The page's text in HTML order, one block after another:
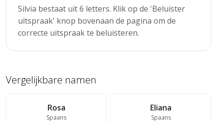
Silvia bestaat uit 6 letters. Klik op de 'Beluister
uitspraak' knop bovenaan de pagina om de
correcte uitspraak te beluisteren.
Vergelijkbare namen
Rosa
Spaans
Eliana
Spaans